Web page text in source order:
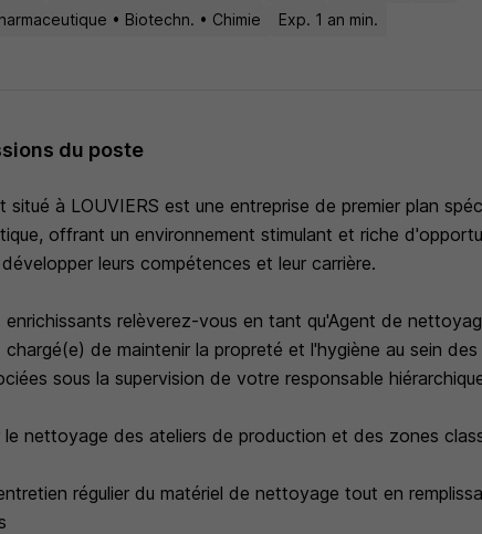
• Biotechn. • Chimie
Exp. 1 an min.
du poste
situé à LOUVIERS est une entreprise de premier plan
offrant un environnement stimulant et riche
leurs compétences et leur carrière.
enrichissants relèverez-vous en tant qu'Agent de
chargé(e) de maintenir la propreté et l'hygiène au sein
sous la supervision de votre responsable
nettoyage des ateliers de production et des zones
régulier du matériel de nettoyage tout en